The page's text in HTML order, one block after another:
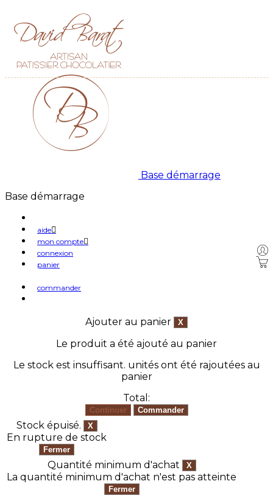
Base démarrage
Base démarrage
aide
mon compte
connexion
panier
commander
Ajouter au panier
Le produit a été ajouté au panier
Le stock est insuffisant. unités ont été rajoutées au
panier
Total:
Stock épuisé.
En rupture de stock
Quantité minimum d'achat
La quantité minimum d'achat n'est pas atteinte